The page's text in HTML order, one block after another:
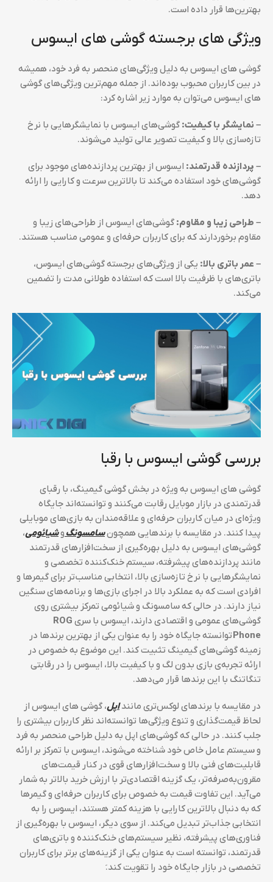
بهترین‌ها قرار داده است.
ویژگی‌ های برجسته گوشی ‌های ایسوس
گوشی ‌های ایسوس به دلیل ویژگی‌های منحصر به فرد خود، همیشه
در بین کاربران محبوب بوده‌اند. از جمله مهم‌ترین ویژگی‌های گوشی‌
های ایسوس می‌توان به موارد زیر اشاره کرد:
– نمایشگر با کیفیت: گوشی‌های ایسوس با نمایشگرهایی با نرخ
تازه‌سازی بالا و کیفیت تصویر عالی تولید می‌شوند.
– پردازنده قدرتمند: ایسوس از بهترین پردازنده‌های موجود برای
گوشی‌های خود استفاده می‌کند تا بالاترین سرعت و کارایی را ارائه
دهد.
– طراحی زیبا و مقاوم: گوشی‌های ایسوس از طراحی‌های زیبا و
مقاوم برخوردارند که برای کاربران حرفه‌ای و عمومی مناسب هستند.
– عمر باتری بالا: یکی از ویژگی‌های برجسته گوشی‌های ایسوس،
باتری‌های با ظرفیت بالا است که استفاده طولانی مدت را تضمین
می‌کند.
بررسی گوشی ایسوس با رقبا
گوشی‌ های ایسوس به ویژه در بخش گوشی‌ گیمینگ، با رقبای
قدرتمندی در بازار موبایل رقابت می‌کنند و توانسته‌اند جایگاه
ویژه‌ای در میان کاربران حرفه‌ای و علاقه‌مندان به بازی‌های موبایلی
پیدا کنند. در مقایسه با برندهایی همچونسامسونگوشیائومی،
گوشی‌های ایسوس به دلیل بهره‌گیری از سخت‌افزارهای قدرتمند
مانند پردازنده‌های پیشرفته، سیستم خنک‌کننده تخصصی و
نمایشگرهایی با نرخ تازه‌سازی بالا، انتخابی مناسب‌تر برای گیمرها و
افرادی است که به عملکرد بالا در اجرای بازی‌ها و برنامه‌های سنگین
نیاز دارند. در حالی که سامسونگ و شیائومی تمرکز بیشتری روی
گوشی‌های عمومی و اقتصادی دارند، ایسوس با سری ROG
Phoneتوانسته جایگاه خود را به عنوان یکی از بهترین برندها در
زمینه گوشی‌های گیمینگ تثبیت کند. این موضوع به خصوص در
ارائه تجربه‌ی بازی بدون لگ و با کیفیت بالا، ایسوس را در رقابتی
تنگاتنگ با این برندها قرار می‌دهد.
در مقایسه با برندهای لوکس‌تری ماننداپل، گوشی‌ های ایسوس از
لحاظ قیمت‌گذاری و تنوع ویژگی‌ها توانسته‌اند نظر کاربران بیشتری را
جلب کنند. در حالی که گوشی‌های اپل به دلیل طراحی منحصر به فرد
و سیستم عامل خاص خود شناخته می‌شوند، ایسوس با تمرکز بر ارائه
قابلیت‌های فنی بالا و سخت‌افزارهای قوی در کنار قیمت‌های
مقرون‌به‌صرفه‌تر، یک گزینه اقتصادی‌تر با ارزش خرید بالاتر به شمار
می‌آید. این تفاوت قیمت به خصوص برای کاربران حرفه‌ای و گیمرها
که به دنبال بالاترین کارایی با هزینه کمتر هستند، ایسوس را به
انتخابی جذاب‌تر تبدیل می‌کند. از سوی دیگر، ایسوس با بهره‌گیری از
فناوری‌های پیشرفته، نظیر سیستم‌های خنک‌کننده و باتری‌های
قدرتمند، توانسته است به عنوان یکی از گزینه‌های برتر برای کاربران
تخصصی در بازار جایگاه خود را تقویت کند.َ